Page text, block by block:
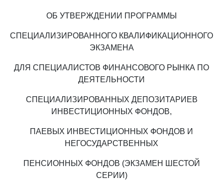
ОБ УТВЕРЖДЕНИИ ПРОГРАММЫ
СПЕЦИАЛИЗИРОВАННОГО КВАЛИФИКАЦИОННОГО
ЭКЗАМЕНА
ДЛЯ СПЕЦИАЛИСТОВ ФИНАНСОВОГО РЫНКА ПО
ДЕЯТЕЛЬНОСТИ
СПЕЦИАЛИЗИРОВАННЫХ ДЕПОЗИТАРИЕВ
ИНВЕСТИЦИОННЫХ ФОНДОВ,
ПАЕВЫХ ИНВЕСТИЦИОННЫХ ФОНДОВ И
НЕГОСУДАРСТВЕННЫХ
ПЕНСИОННЫХ ФОНДОВ (ЭКЗАМЕН ШЕСТОЙ
СЕРИИ)